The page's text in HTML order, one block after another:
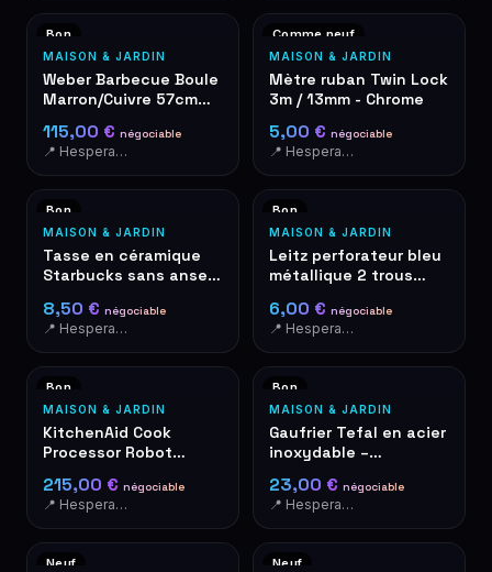
Bon
MAISON & JARDIN
Weber Barbecue Boule
Marron/Cuivre 57cm
115,00 € négociable
📍 Hesperange
Comme neuf
MAISON & JARDIN
Mètre ruban Twin Lock
3m / 13mm - Chrome
5,00 € négociable
📍 Hesperange
Bon
MAISON & JARDIN
Tasse en céramique
Starbucks sans anse
8,50 € négociable
📍 Hesperange
Bon
MAISON & JARDIN
Leitz perforateur bleu
métallique 2 trous
papier
6,00 € négociable
📍 Hesperange
Bon
MAISON & JARDIN
KitchenAid Cook
Processor Robot
215,00 € négociable
📍 Hesperange
Bon
MAISON & JARDIN
Gaufrier Tefal en acier
inoxydable –
23,00 € négociable
📍 Hesperange
Neuf Neuf